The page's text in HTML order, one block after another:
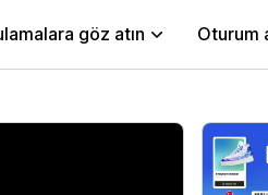
göz atın Oturum